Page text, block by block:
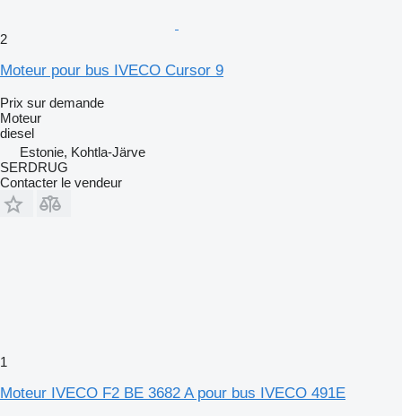
2
Moteur pour bus IVECO Cursor 9
Prix sur demande
Moteur
diesel
Estonie, Kohtla-Järve
SERDRUG
Contacter le vendeur
1
Moteur IVECO F2 BE 3682 A pour bus IVECO 491E